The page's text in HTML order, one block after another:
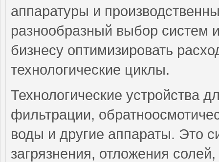
аппаратуры и
разнообразный выбор систем
бизнесу оптимизировать
технологические циклы.
Технологические устройства
фильтрации,
воды и другие аппараты. Это
загрязнения, отложения